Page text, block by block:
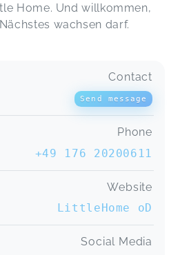
Home. Und willkommen,
wachsen darf.
Contact
Send message
Phone
+49 176 20200611
Website
LittleHome oD
Social Media